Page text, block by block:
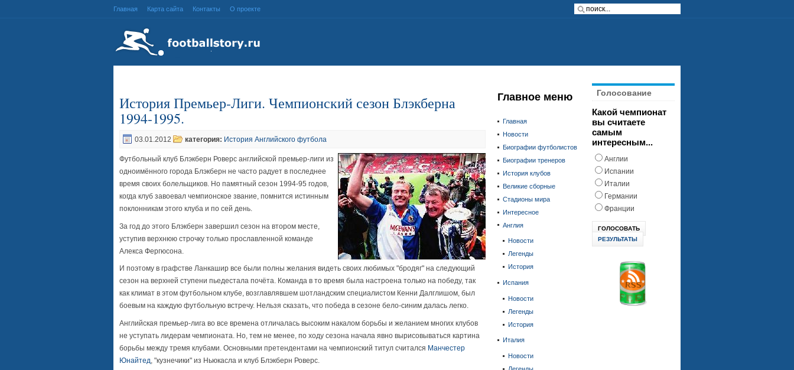
Главная Карта сайта Контакты О проекте
Главное меню
Главная
Новости
Биографии футболистов
Биографии тренеров
История клубов
Великие сборные
Стадионы мира
Интересное
Англия
Новости
Легенды
История
Испания
Новости
Легенды
История
Италия
Новости
Голосование
Какой чемпионат
вы считаете
самым
интересным...
Англии
Испании
Италии
Германии
Франции
РЕЗУЛЬТАТЫ
История Премьер-Лиги. Чемпионский сезон Блэкберна
1994-1995.
03.01.2012 категория: История Английского футбола
Футбольный клуб Блэкберн Роверс английской премьер-лиги из
одноимённого города Блэкберн не часто радует в последнее
время своих болельщиков. Но памятный сезон 1994-95 годов,
когда клуб завоевал чемпионское звание, помнится истинным
поклонникам этого клуба и по сей день.
За год до этого Блэкберн завершил сезон на втором месте,
уступив верхнюю строчку только прославленной команде
Алекса Фергюсона.
И поэтому в графстве Ланкашир все были полны желания видеть своих любимых "бродяг" на следующий
сезон на верхней ступени пьедестала почёта. Команда в то время была настроена только на победу, так
как климат в этом футбольном клубе, возглавлявшем шотландским специалистом Кенни Далглишом, был
боевым на каждую футбольную встречу. Нельзя сказать, что победа в сезоне бело-синим далась легко.
Английская премьер-лига во все времена отличалась высоким накалом борьбы и желанием многих клубов
не уступать лидерам чемпионата. Но, тем не менее, по ходу сезона начала явно вырисовываться картина
борьбы между тремя клубами. Основными претендентами на чемпионский титул считался Манчестер
Юнайтед , "кузнечики" из Ньюкасла и клуб Блэкберн Роверс.